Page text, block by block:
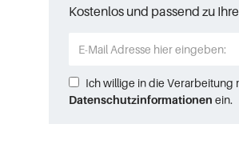
Kostenlos und passend zu
Ich willige in die Verarbeitung
Datenschutzinformationen ein.